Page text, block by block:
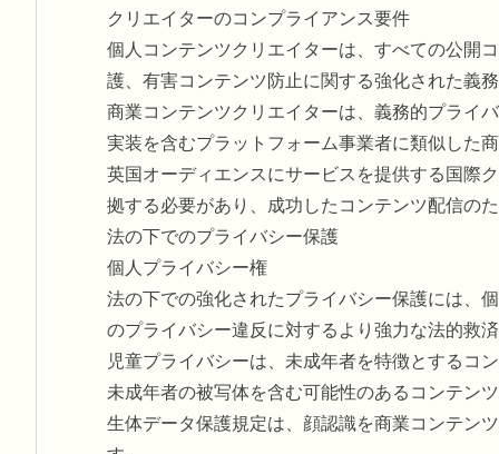
クリエイターのコンプライアンス要件
個人コンテンツクリエイターは、すべての公開
護、有害コンテンツ防止に関する強化された義
商業コンテンツクリエイターは、義務的プライ
実装を含むプラットフォーム事業者に類似した
英国オーディエンスにサービスを提供する国際
拠する必要があり、成功したコンテンツ配信の
法の下でのプライバシー保護
個人プライバシー権
法の下での強化されたプライバシー保護には、
のプライバシー違反に対するより強力な法的救
児童プライバシーは、未成年者を特徴とするコ
未成年者の被写体を含む可能性のあるコンテン
生体データ保護規定は、顔認識を商業コンテン